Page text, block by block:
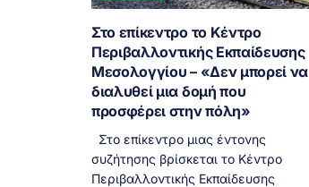
Στο επίκεντρο το Κέντρο
Περιβαλλοντικής Εκπαίδευσης
Μεσολογγίου – «Δεν μπορεί να
διαλυθεί μια δομή που
προσφέρει στην πόλη»
Στο επίκεντρο μιας έντονης
συζήτησης βρίσκεται το Κέντρο
Περιβαλλοντικής Εκπαίδευσης